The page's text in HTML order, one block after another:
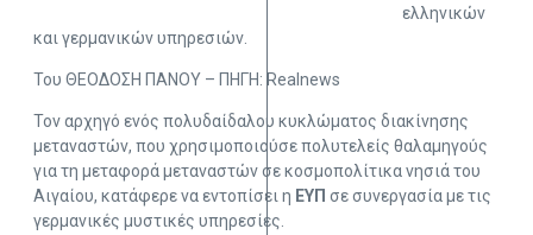
ελληνικών
και γερμανικών υπηρεσιών.
Του ΘΕΟΔΟΣΗ ΠΑΝΟΥ – ΠΗΓΗ: Realnews
Τον αρχηγό ενός πολυδαίδαλου κυκλώματος διακίνησης
μεταναστών, που χρησιμοποιούσε πολυτελείς θαλαμηγούς
για τη μεταφορά μεταναστών σε κοσμοπολίτικα νησιά του
Αιγαίου, κατάφερε να εντοπίσει η ΕΥΠ σε συνεργασία με τις
γερμανικές μυστικές υπηρεσίες.